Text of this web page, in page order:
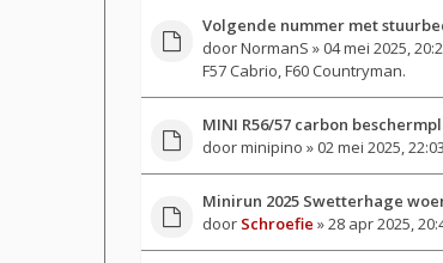
Volgende nummer met
doorNormanS » 04 mei 2025,
F57 Cabrio, F60 Countryman.
MINI R56/57 carbon
doorminipino » 02 mei 2025,
Minirun 2025 Swetterhage
door Schroefie » 28 apr 2025,